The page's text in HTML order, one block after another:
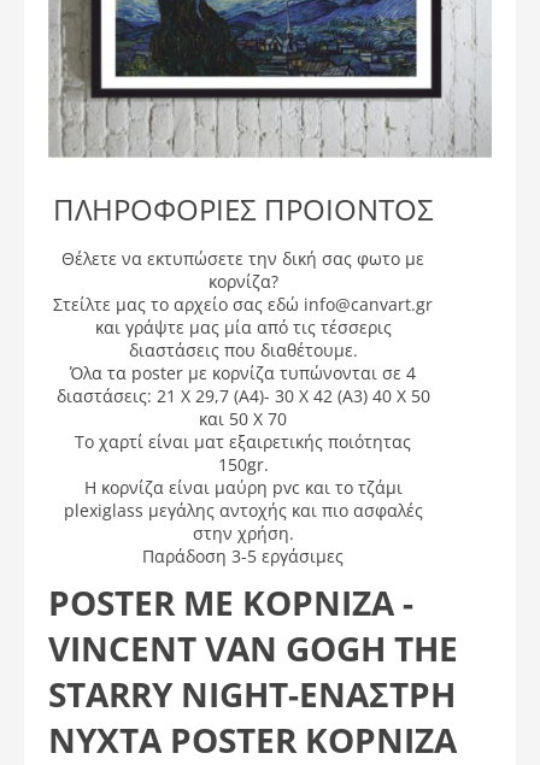
ΠΛΗΡΟΦΟΡΙΕΣ ΠΡΟΙΟΝΤΟΣ
Θέλετε να εκτυπώσετε την δική σας φωτο με
κορνίζα?
Στείλτε μας το αρχείο σας εδώ info@canvart.gr
και γράψτε μας μία από τις τέσσερις
διαστάσεις που διαθέτουμε.
Όλα τα poster με κορνίζα τυπώνονται σε 4
διαστάσεις: 21 X 29,7 (A4)- 30 X 42 (A3) 40 X 50
και 50 Χ 70
Το χαρτί είναι ματ εξαιρετικής ποιότητας
150gr.
Η κορνίζα είναι μαύρη pvc και το τζάμι
plexiglass μεγάλης αντοχής και πιο ασφαλές
στην χρήση.
Παράδοση 3-5 εργάσιμες
POSTER ΜΕ ΚΟΡΝΙΖΑ -
VINCENT VAN GOGH THE
STARRY NIGHT-ΈΝΑΣΤΡΗ
ΝΎΧΤΑ POSTER ΚΟΡΝΙΖΑ